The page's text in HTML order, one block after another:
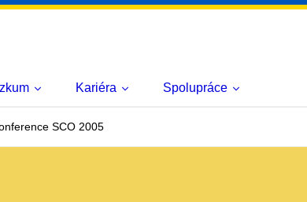
Kariéra Spolupráce
SCO 2005